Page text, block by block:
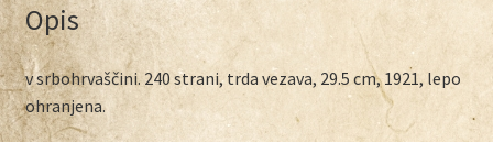
Opis
v srbohrvaščini. 240 strani, trda vezava, 29.5 cm, 1921, lepo
ohranjena.